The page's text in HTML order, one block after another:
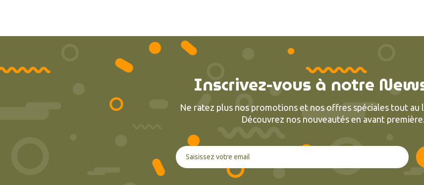
Inscrivez-vous à notre
Ne ratez plus nos promotions et nos offres spéciales tout au
Découvrez nos nouveautés en avant première.